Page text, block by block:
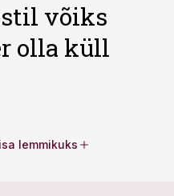
võiks
olla küll
lemmikuks